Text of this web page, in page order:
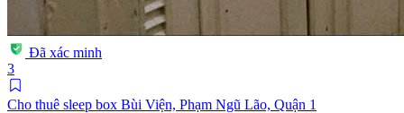
Đã xác minh
3
Cho thuê sleep box Bùi Viện, Phạm Ngũ Lão, Quận 1